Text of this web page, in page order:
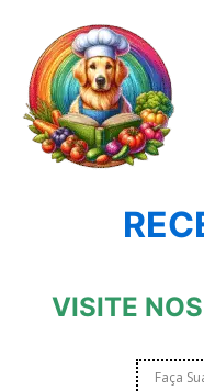
conteúdo
VISITE